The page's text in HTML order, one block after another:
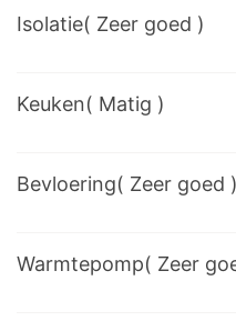
Isolatie( Zeer goed )
Keuken( Matig )
Bevloering( Zeer goed )
Warmtepomp( Zeer